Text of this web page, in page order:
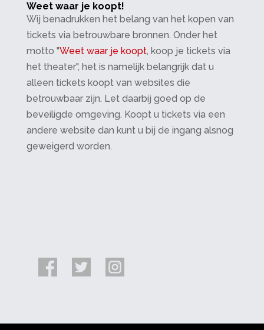
Weet waar je koopt!
Wij benadrukken het belang van het kopen van
tickets via betrouwbare bronnen. Onder het
motto "Weet waar je koopt, koop je tickets via
het theater", het is namelijk belangrijk dat u
alleen tickets koopt van websites die
betrouwbaar zijn. Let daarbij goed op de
beveiligde omgeving. Koopt u tickets via een
andere website dan kunt u bij de ingang alsnog
geweigerd worden.